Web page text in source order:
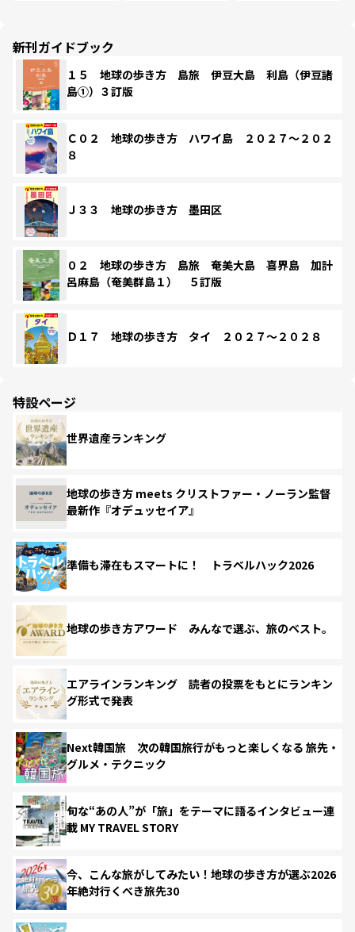
新刊ガイドブック
１５ 地球の歩き方 島旅 伊豆大島 利島（伊豆諸
島①）３訂版
Ｃ０２ 地球の歩き方 ハワイ島 ２０２７～２０２
８
Ｊ３３ 地球の歩き方 墨田区
０２ 地球の歩き方 島旅 奄美大島 喜界島 加計
呂麻島（奄美群島１） ５訂版
Ｄ１７ 地球の歩き方 タイ ２０２７～２０２８
特設ページ
世界遺産ランキング
地球の歩き方 meets クリストファー・ノーラン監督
最新作『オデュッセイア』
準備も滞在もスマートに！ トラベルハック2026
地球の歩き方アワード みんなで選ぶ、旅のベスト。
エアラインランキング 読者の投票をもとにランキン
グ形式で発表
Next韓国旅 次の韓国旅行がもっと楽しくなる 旅先・
グルメ・テクニック
旬な“あの人”が「旅」をテーマに語るインタビュー連
載 MY TRAVEL STORY
今、こんな旅がしてみたい！地球の歩き方が選ぶ2026
年絶対行くべき旅先30